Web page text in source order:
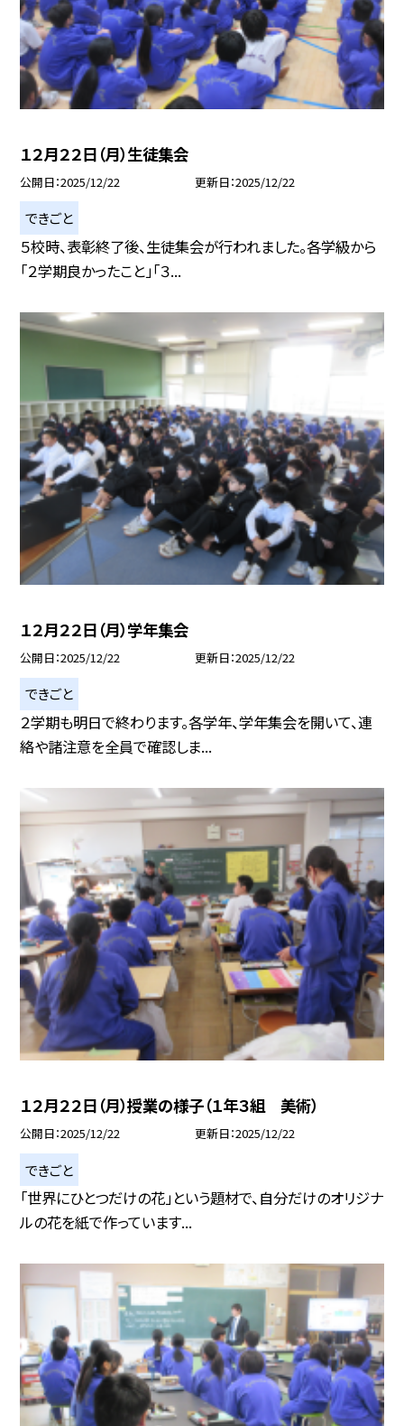
１２月２２日（月）生徒集会
公開日 2025/12/22 更新日 2025/12/22
できごと
５校時、表彰終了後、生徒集会が行われました。各学級から
「２学期良かったこと」「３...
１２月２２日（月）学年集会
公開日 2025/12/22 更新日 2025/12/22
できごと
２学期も明日で終わります。各学年、学年集会を開いて、連
絡や諸注意を全員で確認しま...
１２月２２日（月）授業の様子（１年３組 美術）
公開日 2025/12/22 更新日 2025/12/22
できごと
「世界にひとつだけの花」という題材で、自分だけのオリジナ
ルの花を紙で作っています...